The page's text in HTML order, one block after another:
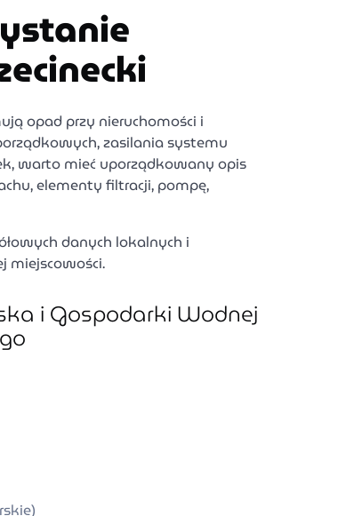
opad przy nieruchomości i
zasilania systemu
warto mieć uporządkowany opis
elementy filtracji, pompę,
danych lokalnych i
miejscowości.
i Gospodarki Wodnej